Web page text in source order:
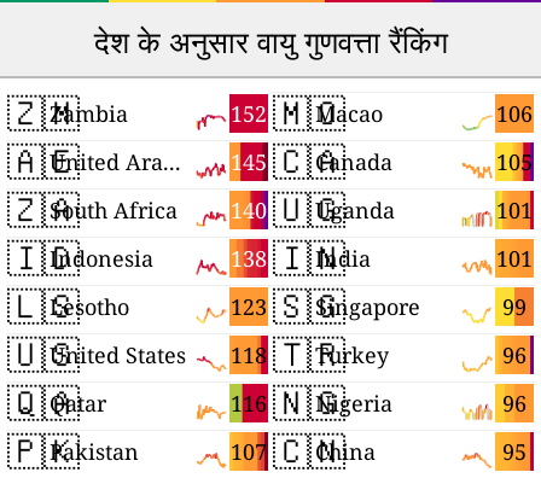
देश के अनुसार वायु गुणवत्ता रैंकिंग
🇿🇲 152
Zambia
🇦🇪 145
United Arab Emirates
🇿🇦 140
South Africa
🇮🇩 138
Indonesia
🇱🇸 123
Lesotho
🇺🇸 118
United States
🇶🇦 116
Qatar
🇵🇰 107
Pakistan
🇲🇴 106
Macao
🇨🇦 105
Canada
🇺🇬 101
Uganda
🇮🇳 101
India
🇸🇬 99
Singapore
🇹🇷 96
Turkey
🇳🇬 96
Nigeria
🇨🇳 95
China